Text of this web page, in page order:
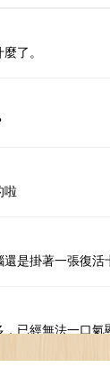
了。
啦
是掛著一張復活
已經無法一口氣